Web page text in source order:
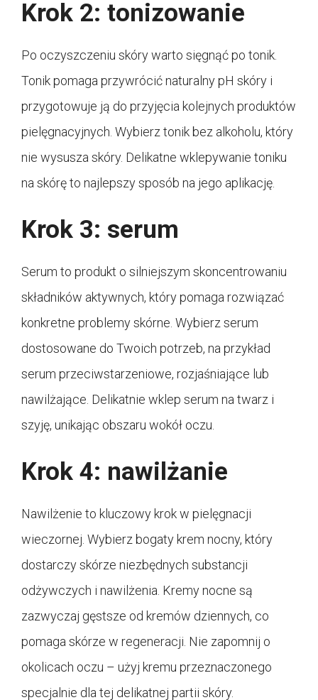
Krok 2: tonizowanie
Po oczyszczeniu skóry warto sięgnąć po tonik.
Tonik pomaga przywrócić naturalny pH skóry i
przygotowuje ją do przyjęcia kolejnych produktów
pielęgnacyjnych. Wybierz tonik bez alkoholu, który
nie wysusza skóry. Delikatne wklepywanie toniku
na skórę to najlepszy sposób na jego aplikację.
Krok 3: serum
Serum to produkt o silniejszym skoncentrowaniu
składników aktywnych, który pomaga rozwiązać
konkretne problemy skórne. Wybierz serum
dostosowane do Twoich potrzeb, na przykład
serum przeciwstarzeniowe, rozjaśniające lub
nawilżające. Delikatnie wklep serum na twarz i
szyję, unikając obszaru wokół oczu.
Krok 4: nawilżanie
Nawilżenie to kluczowy krok w pielęgnacji
wieczornej. Wybierz bogaty krem nocny, który
dostarczy skórze niezbędnych substancji
odżywczych i nawilżenia. Kremy nocne są
zazwyczaj gęstsze od kremów dziennych, co
pomaga skórze w regeneracji. Nie zapomnij o
okolicach oczu – użyj kremu przeznaczonego
specjalnie dla tej delikatnej partii skóry.